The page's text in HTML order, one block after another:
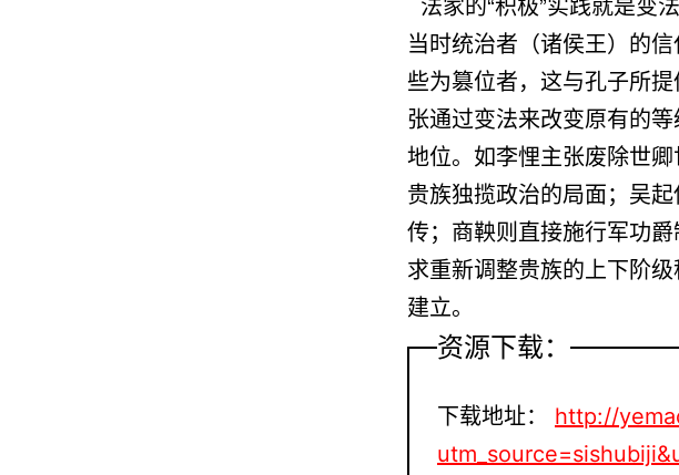
当时统治者（诸侯王）的
些为篡位者，这与孔子所
张通过变法来改变原有的
地位。如李悝主张废除世
贵族独揽政治的局面；吴
传；商鞅则直接施行军功
求重新调整贵族的上下阶
建立。
资源下载：
下载地址：
http://